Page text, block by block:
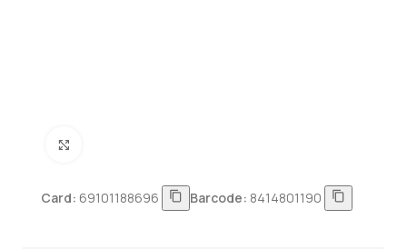
Card: 69101188696 Barcode: 8414801190